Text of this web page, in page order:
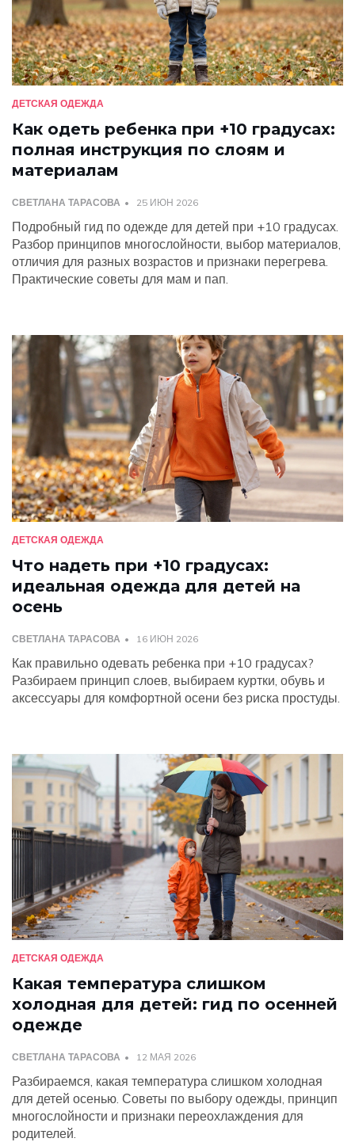
ДЕТСКАЯ ОДЕЖДА
Как одеть ребенка при +10 градусах:
полная инструкция по слоям и
материалам
СВЕТЛАНА ТАРАСОВА 25 ИЮН 2026
Подробный гид по одежде для детей при +10 градусах.
Разбор принципов многослойности, выбор материалов,
отличия для разных возрастов и признаки перегрева.
Практические советы для мам и пап.
ДЕТСКАЯ ОДЕЖДА
Что надеть при +10 градусах:
идеальная одежда для детей на
осень
СВЕТЛАНА ТАРАСОВА 16 ИЮН 2026
Как правильно одевать ребенка при +10 градусах?
Разбираем принцип слоев, выбираем куртки, обувь и
аксессуары для комфортной осени без риска простуды.
ДЕТСКАЯ ОДЕЖДА
Какая температура слишком
холодная для детей: гид по осенней
одежде
СВЕТЛАНА ТАРАСОВА 12 МАЯ 2026
Разбираемся, какая температура слишком холодная
для детей осенью. Советы по выбору одежды, принцип
многослойности и признаки переохлаждения для
родителей.